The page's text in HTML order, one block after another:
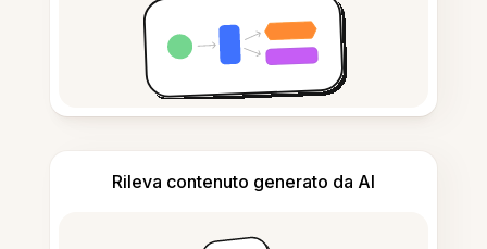
Rileva contenuto generato da AI